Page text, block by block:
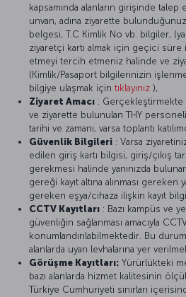
kapsamında alanların girişinde talep
unvan, adına ziyarette
belgesi, T.C Kimlik No vb. bilgiler,
ziyaretçi kartı almak için geçici
etmeyi tercih etmeniz halinde ve
(Kimlik/Pasaport bilgilerinizin
bilgiye ulaşmak için tıklayınız ),
Ziyaret Amacı : Gerçekleştirmekte
ve ziyarette bulunulan THY
tarihi ve zamanı, varsa toplantı
Güvenlik Bilgileri : Varsa
edilen giriş kartı bilgisi, giriş/çıkış
gerekmesi halinde yanınızda
gereği kayıt altına alınması gereken
gereken eşya/cihaza ilişkin kayıt
CCTV Kayıtları : Bazı kampüs ve
güvenliğin sağlanması amacıyla
konumlandırılabilmektedir. Bu
alanlarda uyarı levhalarına yer
Görüşme Kayıtları: Yürürlükteki
bazı alanlarda hizmet kalitesinin
Türkiye Cumhuriyeti sınırları